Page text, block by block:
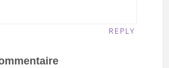
REPLY